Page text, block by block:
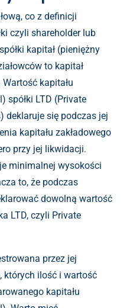
co z definicji
czyli shareholder lub
kapitał (pieniężny
to kapitał
kapitału
spółki LTD (Private
deklaruje się podczas jej
kapitału zakładowego
przy jej likwidacji.
minimalnej wysokości
to, że podczas
dowolną wartość
LTD, czyli Private
przez jej
których ilość i wartość
kapitału